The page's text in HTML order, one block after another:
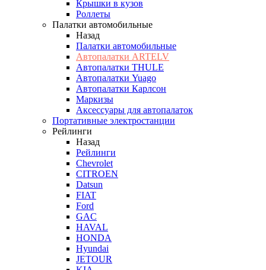
Крышки в кузов
Роллеты
Палатки автомобильные
Назад
Палатки автомобильные
Автопалатки ARTELV
Автопалатки THULE
Автопалатки Yuago
Автопалатки Карлсон
Маркизы
Аксессуары для автопалаток
Портативные электростанции
Рейлинги
Назад
Рейлинги
Chevrolet
CITROEN
Datsun
FIAT
Ford
GAC
HAVAL
HONDA
Hyundai
JETOUR